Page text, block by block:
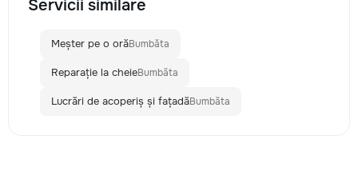
Servicii similare
Meșter pe o orăBumbăta
Reparație la cheieBumbăta
Lucrări de acoperiș și fațadăBumbăta